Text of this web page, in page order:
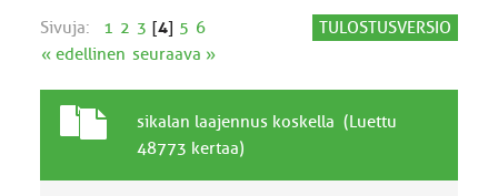
TULOSTUSVERSIO
Sivuja: 1 2 3 [4] 5 6
« edellinen seuraava »
a
a
A
i
sikalan laajennus koskella (Luettu
48773 kertaa)